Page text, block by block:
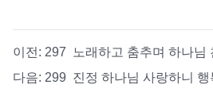
이전: 297 노래하고 춤추며 하나님
다음: 299 진정 하나님 사랑하니 행